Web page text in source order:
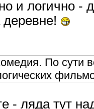
и логично -
По сути
- ляда тут